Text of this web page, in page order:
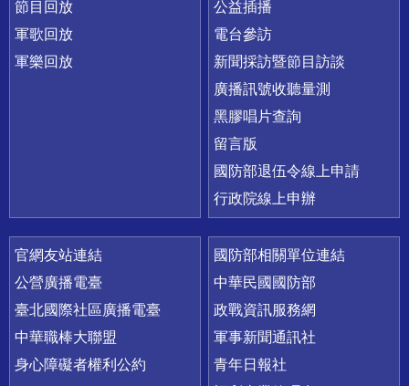
節目回放
軍歌回放
軍樂回放
公益插播
電台參訪
新聞採訪暨節目訪談
廣播訊號收聽量測
黑膠唱片查詢
留言版
國防部退伍令線上申請
行政院線上申辦
官網友站連結
公營廣播電臺
臺北國際社區廣播電臺
中華職棒大聯盟
身心障礙者權利公約
國防部相關單位連結
中華民國國防部
政戰資訊服務網
軍事新聞通訊社
青年日報社